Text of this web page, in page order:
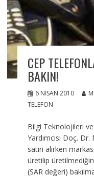
CEP
BAKIN!
6 NISAN 2010
TELEFON
Bilgi Teknolojileri
Yardımcısı Doç.
satın alırken
üretilip
(SAR değeri)